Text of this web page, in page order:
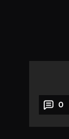
0